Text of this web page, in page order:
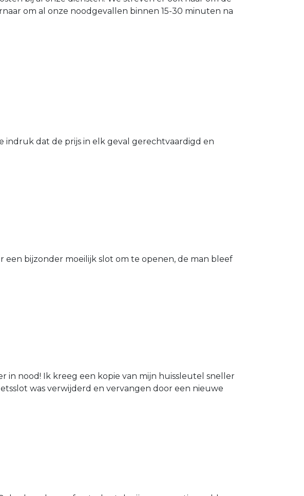
om al onze noodgevallen binnen 15-30 minuten na
indruk dat de prijs in elk geval gerechtvaardigd en
een bijzonder moeilijk slot om te openen, de man bleef
in nood! Ik kreeg een kopie van mijn huissleutel sneller
was verwijderd en vervangen door een nieuwe